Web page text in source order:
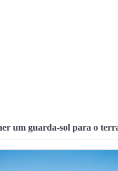
um guarda-sol para o